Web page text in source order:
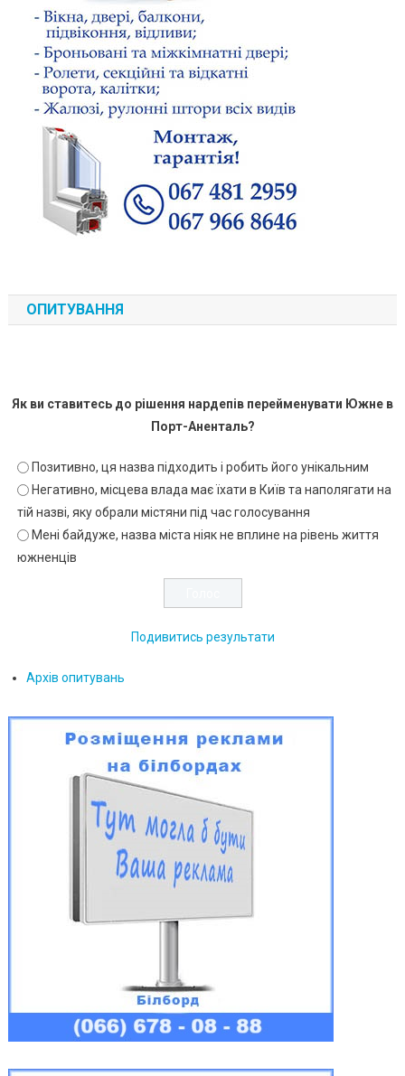
ОПИТУВАННЯ
Як ви ставитесь до рішення нардепів перейменувати Южне в
Порт-Аненталь?
Позитивно, ця назва підходить і робить його унікальним
Негативно, місцева влада має їхати в Київ та наполягати на
тій назві, яку обрали містяни під час голосування
Мені байдуже, назва міста ніяк не вплине на рівень життя
южненців
Подивитись результати
Архів опитувань